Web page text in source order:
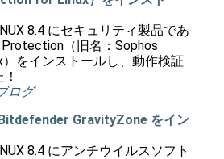
8.4 にセキュリティ製品であ
Protection（旧名：Sophos
をインストールし、動作検証
ログ
Bitdefender GravityZone をイン
8.4 にアンチウイルスソフト